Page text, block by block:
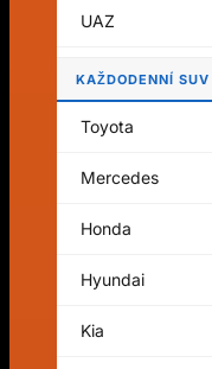
Košík je prázdný.
Zpět do obchodu
UAZ
KAŽDODENNÍ SUV
Toyota
Mercedes
Honda
Hyundai
Kia